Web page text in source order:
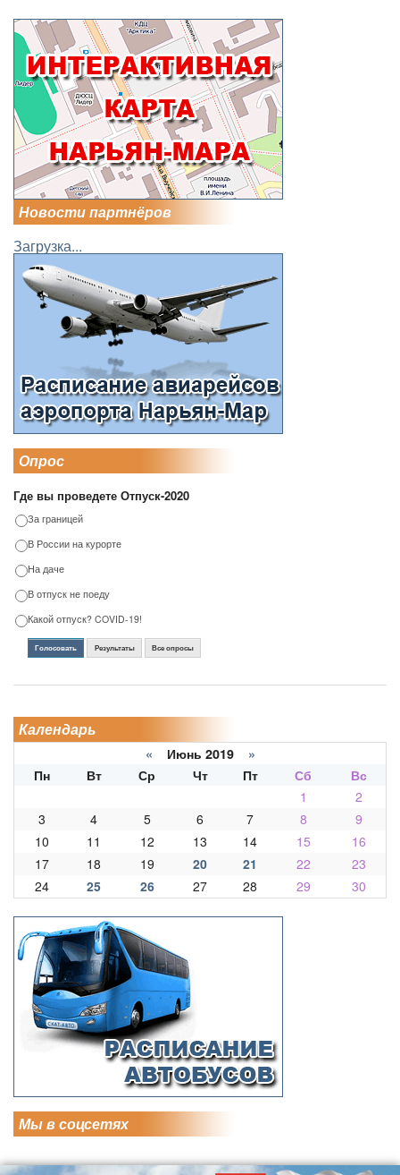
Новости партнёров
Загрузка...
Опрос
Где вы проведете Отпуск-2020
За границей
В России на курорте
На даче
В отпуск не поеду
Какой отпуск? COVID-19!
Голосовать Результаты Все опросы
Календарь
« Июнь 2019 »
Пн
Вт Ср Чт Пт Сб
Вс
1
2
3
4 5 6 7 8
9
10
11 12 13 14 15
16
17
18 19 20 21 22
23
24
25 26 27 28 29 30
Мы в соцсетях